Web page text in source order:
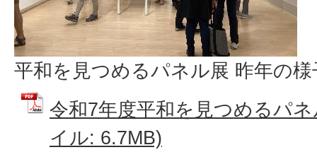
平和を見つめるパネル展 昨年の様
令和7年度平和を見つめるパ
イル: 6.7MB)